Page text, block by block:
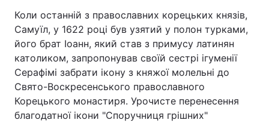
Коли останній з православних корецьких князів,
Самуїл, у 1622 році був узятий у полон турками,
його брат Іоанн, який став з примусу латинян
католиком, запропонував своїй сестрі ігуменії
Серафімі забрати ікону з княжої молельні до
Свято-Воскресенського православного
Корецького монастиря. Урочисте перенесення
благодатної ікони "Споручниця грішних"